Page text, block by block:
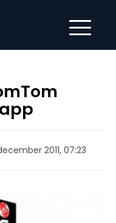
2011, 07:23